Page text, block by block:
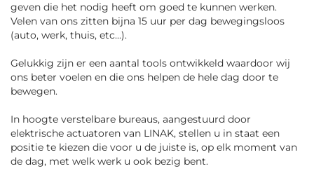
geven die het nodig heeft om goed te kunnen werken.
Velen van ons zitten bijna 15 uur per dag bewegingsloos
(auto, werk, thuis, etc...).
Gelukkig zijn er een aantal tools ontwikkeld waardoor wij
ons beter voelen en die ons helpen de hele dag door te
bewegen.
In hoogte verstelbare bureaus, aangestuurd door
elektrische actuatoren van LINAK, stellen u in staat een
positie te kiezen die voor u de juiste is, op elk moment van
de dag, met welk werk u ook bezig bent.